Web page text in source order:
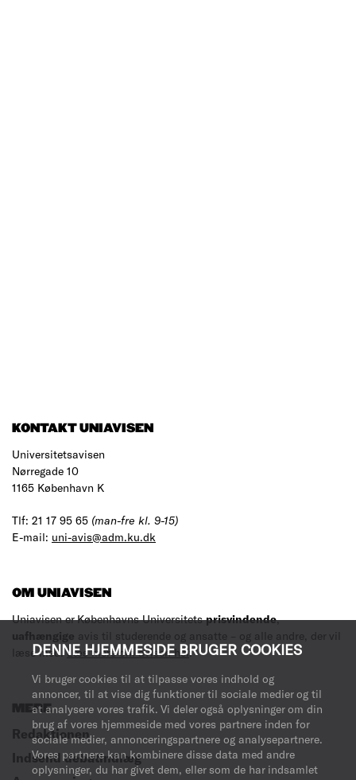
DENNE HJEMMESIDE BRUGER COOKIES
Vi bruger cookies til at tilpasse vores indhold og
annoncer, til at vise dig funktioner til sociale medier og til
at analysere vores trafik. Vi deler også oplysninger om din
brug af vores hjemmeside med vores partnere inden for
sociale medier, annonceringspartnere og analysepartnere.
Vores partnere kan kombinere disse data med andre
oplysninger, du har givet dem, eller som de har indsamlet
KONTAKT UNIAVISEN
Universitetsavisen
Nørregade 10
1165 København K
Tlf: 21 17 95 65 (man-fre kl. 9-15)
E-mail: uni-avis@adm.ku.dk
OM UNIAVISEN
Uniavisen er Københavns Universitetsprisvindende,
uafhængige avis til studerende og ansatte – og alle andre, der vil
læse med.Læs mere om avisen her.
MERE
Redaktionen
Indsend debatindlæg